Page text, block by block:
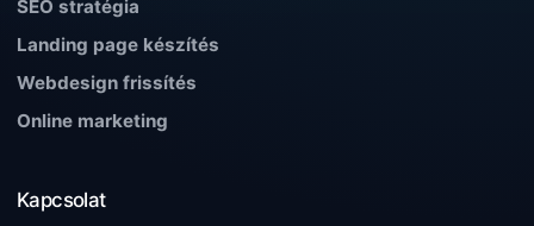
SEO stratégia
Landing page készítés
Webdesign frissítés
Online marketing
Kapcsolat